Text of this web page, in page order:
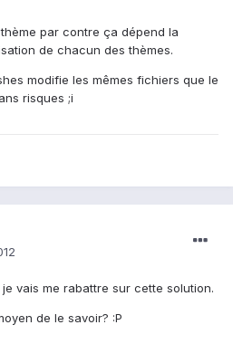
par contre ça dépend la
de chacun des thèmes.
modifie les mêmes fichiers que le
risques ;i
vais me rabattre sur cette solution.
de le savoir? :P